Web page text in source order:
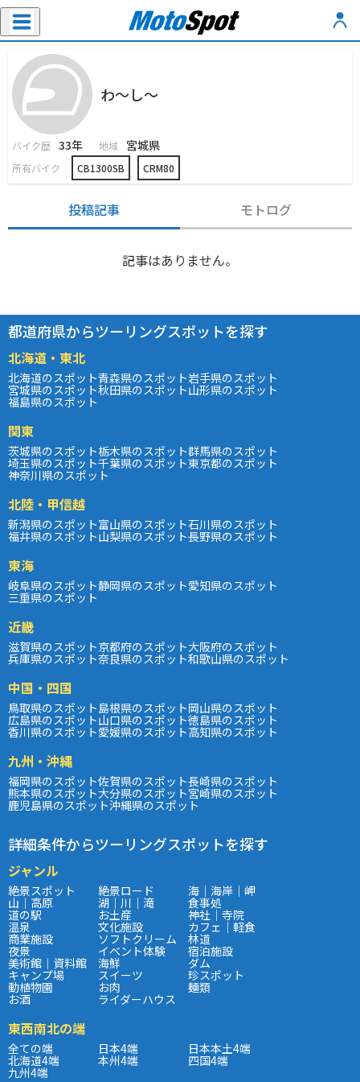
わ〜し〜
バイク歴 33年 地域 宮城県
所有バイク CB1300SB CRM80
投稿記事 モトログ
記事はありません。
都道府県からツーリングスポットを探す
北海道・東北
北海道のスポット青森県のスポット岩手県のスポット
宮城県のスポット秋田県のスポット山形県のスポット
福島県のスポット
関東
茨城県のスポット栃木県のスポット群馬県のスポット
埼玉県のスポット千葉県のスポット東京都のスポット
神奈川県のスポット
北陸・甲信越
新潟県のスポット富山県のスポット石川県のスポット
福井県のスポット山梨県のスポット長野県のスポット
東海
岐阜県のスポット静岡県のスポット愛知県のスポット
三重県のスポット
近畿
滋賀県のスポット京都府のスポット大阪府のスポット
兵庫県のスポット奈良県のスポット和歌山県のスポット
中国・四国
鳥取県のスポット島根県のスポット岡山県のスポット
広島県のスポット山口県のスポット徳島県のスポット
香川県のスポット愛媛県のスポット高知県のスポット
九州・沖縄
福岡県のスポット佐賀県のスポット長崎県のスポット
熊本県のスポット大分県のスポット宮崎県のスポット
鹿児島県のスポット沖縄県のスポット
詳細条件からツーリングスポットを探す
ジャンル
絶景スポット 絶景ロード 海｜海岸｜岬
山｜高原 湖｜川｜滝 食事処
道の駅 お土産 神社｜寺院
温泉 文化施設 カフェ｜軽食
商業施設 ソフトクリーム 林道
夜景 イベント体験 宿泊施設
美術館｜資料館 海鮮 ダム
キャンプ場 スイーツ 珍スポット
動植物園 お肉 麺類
お酒 ライダーハウス
東西南北の端
全ての端 日本4端 日本本土4端
北海道4端 本州4端 四国4端
九州4端